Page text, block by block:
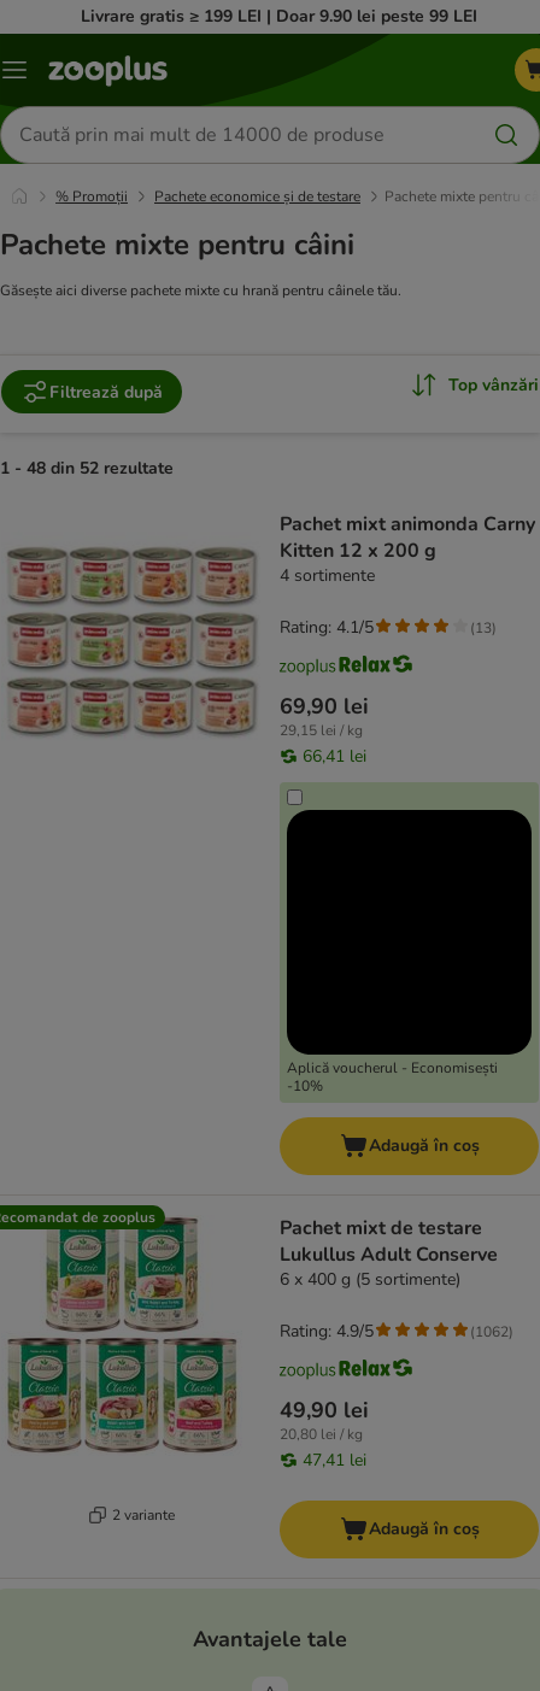
Livrare gratis ≥ 199 LEI | Doar 9.90 lei peste 99 LEI
Categorii
Căutare
produse
% Promoții Pachete economice și de testare Pachete mixte pentru
Pachete mixte pentru câini
Găsește aici diverse pachete mixte cu hrană pentru câinele tău.
Filtrează după Top vânzări
1 - 48 din 52 rezultate
Pachet mixt animonda Carny
Kitten 12 x 200 g
4 sortimente
69,90 lei
29,15 lei / kg
66,41 lei
Aplică voucherul - Economisești
-10%
Rating: 4.1/5 (13)
Adaugă în coș
de zooplus
2 variante
Pachet mixt de testare
Lukullus Adult Conserve
6 x 400 g (5 sortimente)
49,90 lei
20,80 lei / kg
47,41 lei
Rating: 4.9/5 (1062)
Adaugă în coș
Avantajele tale